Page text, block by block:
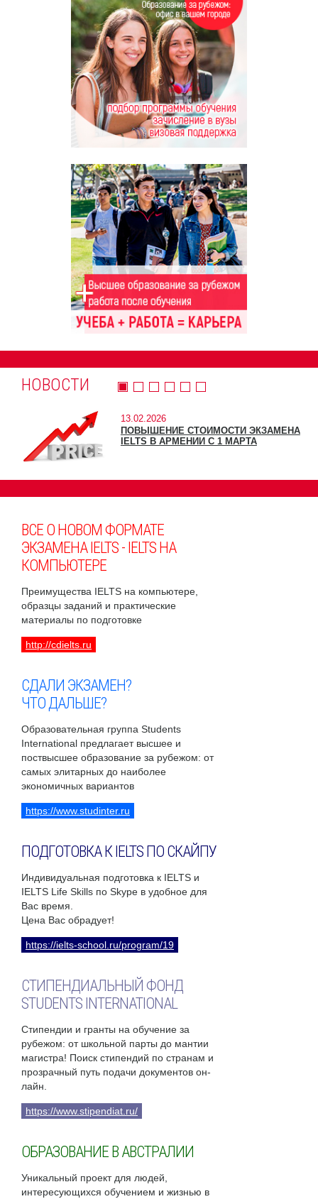
НОВОСТИ
13.02.2026
ПОВЫШЕНИЕ СТОИМОСТИ ЭКЗАМЕНА
IELTS В АРМЕНИИ С 1 МАРТА
ВСЕ О НОВОМ ФОРМАТЕ
ЭКЗАМЕНА IELTS - IELTS НА
КОМПЬЮТЕРЕ
Преимущества IELTS на компьютере,
образцы заданий и практические
материалы по подготовке
http://cdielts.ru
СДАЛИ ЭКЗАМЕН?
ЧТО ДАЛЬШЕ?
Образовательная группа Students
International предлагает высшее и
поствысшее образование за рубежом: от
самых элитарных до наиболее
экономичных вариантов
https://www.studinter.ru
ПОДГОТОВКА К IELTS ПО СКАЙПУ
Индивидуальная подготовка к IELTS и
IELTS Life Skills по Skype в удобное для
Вас время.
Цена Вас обрадует!
https://ielts-school.ru/program/19
СТИПЕНДИАЛЬНЫЙ ФОНД
STUDENTS INTERNATIONAL
Стипендии и гранты на обучение за
рубежом: от школьной парты до мантии
магистра! Поиск стипендий по странам и
прозрачный путь подачи документов он-
лайн.
https://www.stipendiat.ru/
ОБРАЗОВАНИЕ В АВСТРАЛИИ
Уникальный проект для людей,
интересующихся обучением и жизнью в